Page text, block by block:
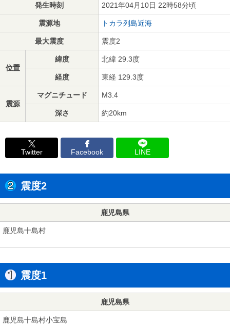
発生時刻 2021年04月10日 22時58分頃
震源地 トカラ列島近海
最大震度 震度2
位置
緯度 北緯 29.3度
経度 東経 129.3度
震源
マグニチュード M3.4
深さ 約20km
Twitter Facebook LINE
震度2
鹿児島県
鹿児島十島村
震度1
鹿児島県
鹿児島十島村小宝島